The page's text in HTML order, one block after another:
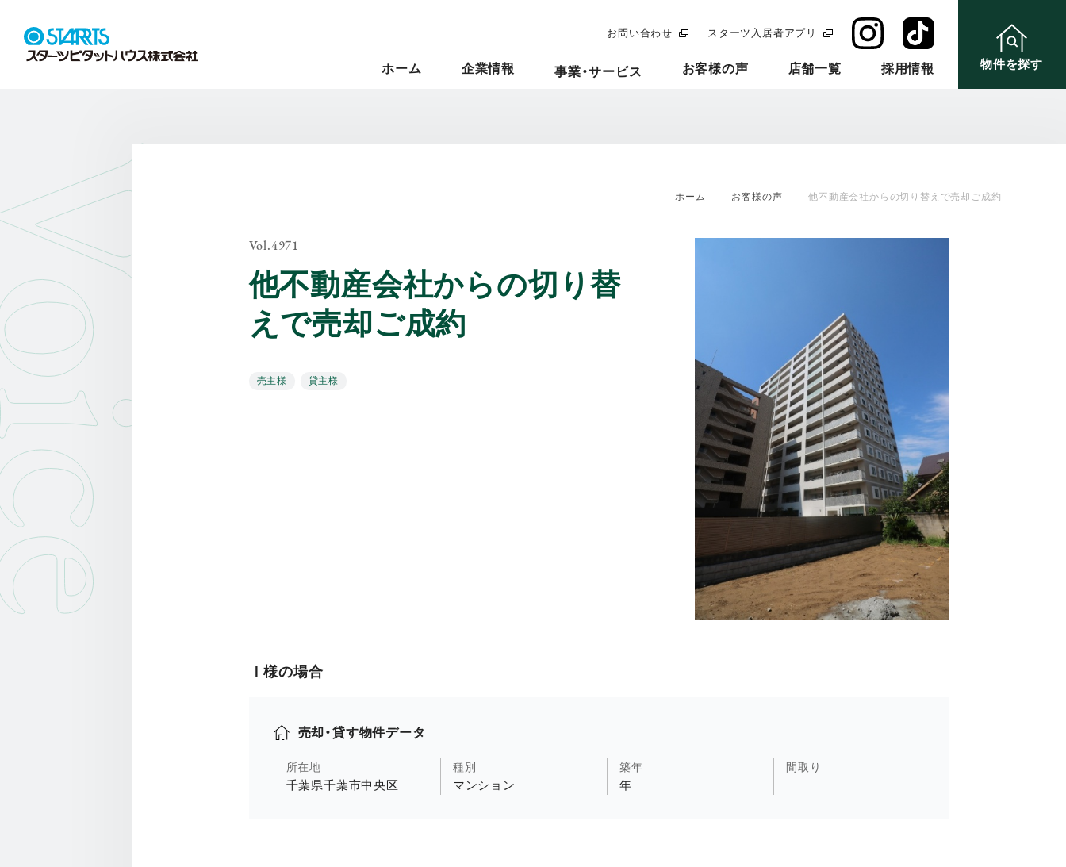
お問い合わせ スターツ入居者アプリ
ホーム 企業情報 事業・サービス お客様の声 店舗一覧 採用情報 物件を探す
ホーム お客様の声 他不動産会社からの切り替えで売却ご成約
Vol.4971
他不動産会社からの切り替
えで売却ご成約
売主様 貸主様
Ｉ様の場合
売却・貸す物件データ
所在地
千葉県千葉市中央区
種別
マンション
築年
年
間取り